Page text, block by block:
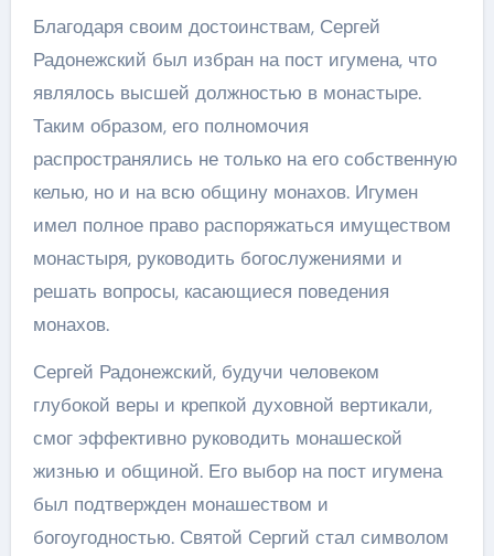
Благодаря своим достоинствам, Сергей
Радонежский был избран на пост игумена, что
являлось высшей должностью в монастыре.
Таким образом, его полномочия
распространялись не только на его собственную
келью, но и на всю общину монахов. Игумен
имел полное право распоряжаться имуществом
монастыря, руководить богослужениями и
решать вопросы, касающиеся поведения
монахов.
Сергей Радонежский, будучи человеком
глубокой веры и крепкой духовной вертикали,
смог эффективно руководить монашеской
жизнью и общиной. Его выбор на пост игумена
был подтвержден монашеством и
богоугодностью. Святой Сергий стал символом